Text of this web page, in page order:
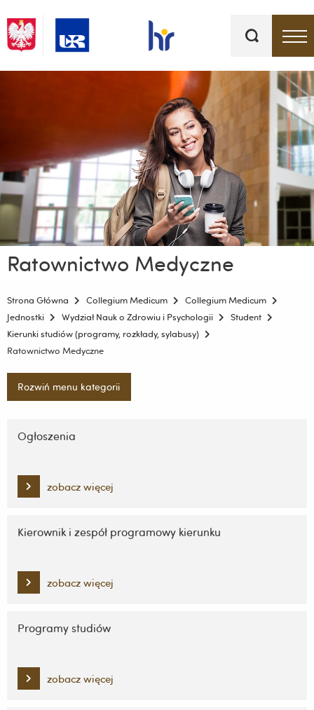
kluczowe
Ratownictwo Medyczne
Strona Główna Collegium Medicum
Collegium Medicum
Jednostki
Wydział Nauk o Zdrowiu i Psychologii
Student
Kierunki studiów (programy, rozkłady, sylabusy)
Ratownictwo Medyczne
Rozwiń menu kategorii
nawigację
treści
Ogłoszenia
zobacz więcej
Kierownik i zespół programowy kierunku
zobacz więcej
Programy studiów
zobacz więcej